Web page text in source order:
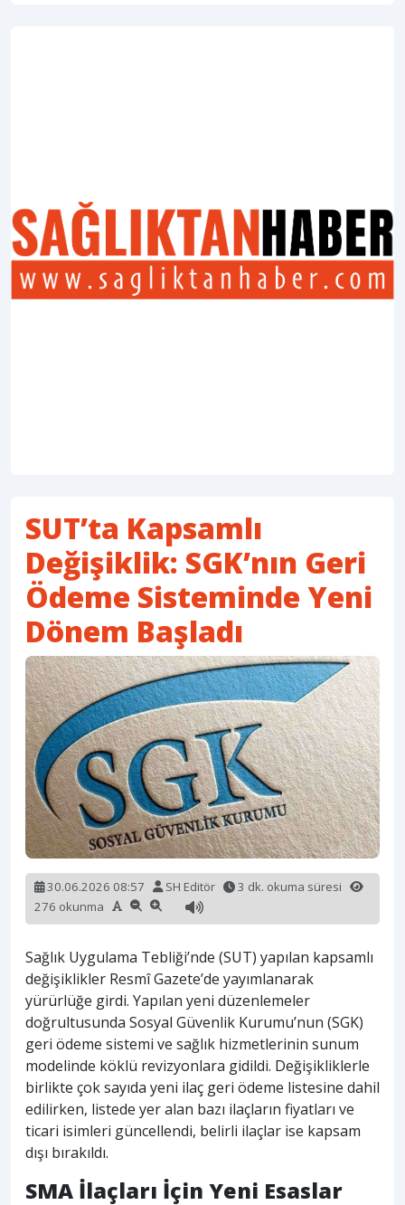
SUT’ta Kapsamlı
Değişiklik: SGK’nın Geri
Ödeme Sisteminde Yeni
Dönem Başladı
30.06.2026 08:57 SH Editör
3 dk. okuma süresi
276 okunma
Sağlık Uygulama Tebliği’nde (SUT) yapılan kapsamlı
değişiklikler Resmî Gazete’de yayımlanarak
yürürlüğe girdi. Yapılan yeni düzenlemeler
doğrultusunda Sosyal Güvenlik Kurumu’nun (SGK)
geri ödeme sistemi ve sağlık hizmetlerinin sunum
modelinde köklü revizyonlara gidildi. Değişikliklerle
birlikte çok sayıda yeni ilaç geri ödeme listesine dahil
edilirken, listede yer alan bazı ilaçların fiyatları ve
ticari isimleri güncellendi, belirli ilaçlar ise kapsam
dışı bırakıldı.
SMA İlaçları İçin Yeni Esaslar